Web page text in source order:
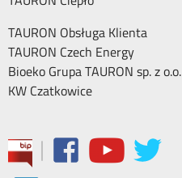
TAURON Obsługa Klienta
TAURON Czech Energy
Bioeko Grupa TAURON sp. z o.o.
KW Czatkowice
|